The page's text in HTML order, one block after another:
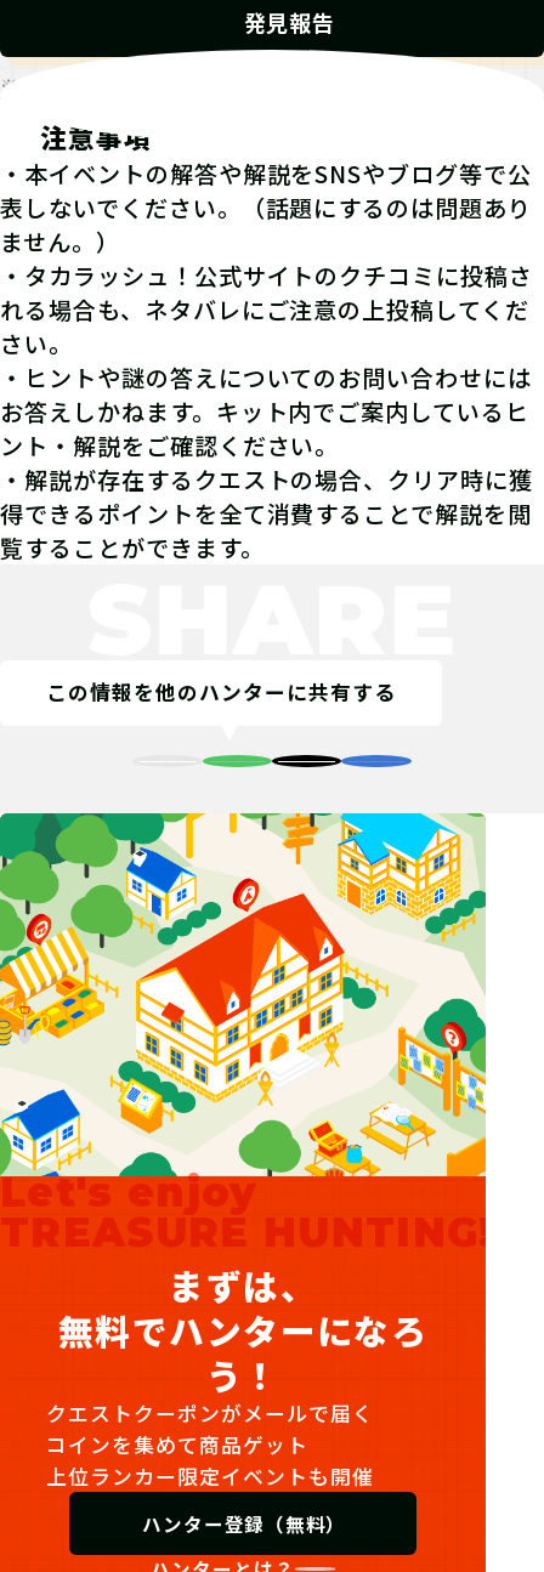
発見報告
※発見報告にGPSを使用するクエストが一部存在します。
注意事項
・本イベントの解答や解説をSNSやブログ等で公
表しないでください。（話題にするのは問題あり
ません。）
・タカラッシュ！公式サイトのクチコミに投稿さ
れる場合も、ネタバレにご注意の上投稿してくだ
さい。
・ヒントや謎の答えについてのお問い合わせには
お答えしかねます。キット内でご案内しているヒ
ント・解説をご確認ください。
・解説が存在するクエストの場合、クリア時に獲
得できるポイントを全て消費することで解説を閲
覧することができます。
この情報を他のハンターに共有する
Let's enjoy
TREASURE HUNTING!
まずは、
無料でハンターになろ
う！
クエストクーポンがメールで届く
コインを集めて商品ゲット
上位ランカー限定イベントも開催
ハンター登録（無料）